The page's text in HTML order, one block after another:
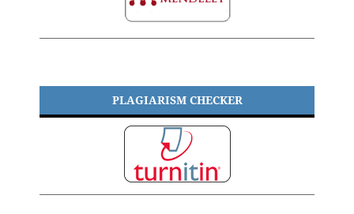
PLAGIARISM CHECKER